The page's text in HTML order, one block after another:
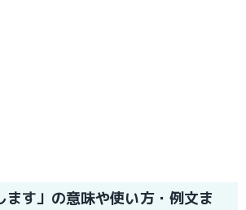
ます」の意味や使い方・例文ま